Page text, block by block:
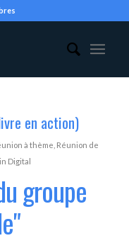
en action)
à thème Réunion de
Digital
groupe